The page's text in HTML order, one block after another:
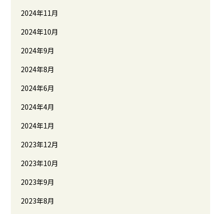
2024年11月
2024年10月
2024年9月
2024年8月
2024年6月
2024年4月
2024年1月
2023年12月
2023年10月
2023年9月
2023年8月